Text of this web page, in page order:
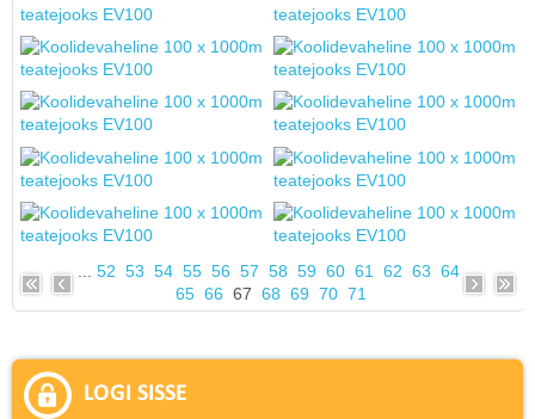
52 53 54 55 56 57 58 59 60 61 62 63 64
65 66 67 68 69 70 71
LOGI SISSE